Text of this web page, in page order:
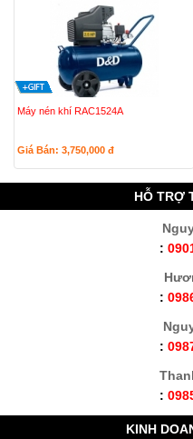
Máy nén khí RAC1524A
Giá Bán: 3,750,000 đ
HỖ TRỢ
:
:
:
:
KINH